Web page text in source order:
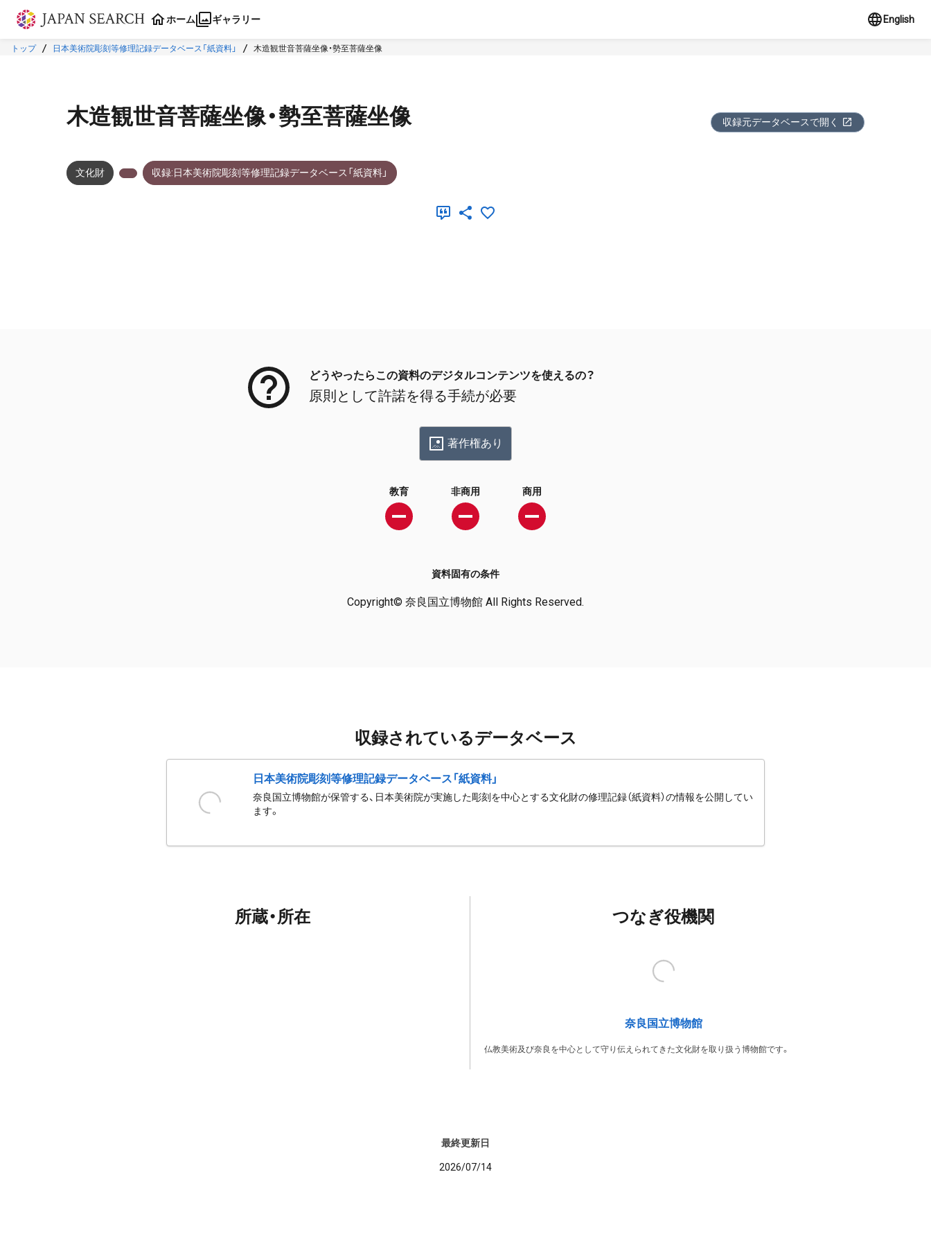
本文に飛ぶ
ホーム ギャラリー English
トップ 日本美術院彫刻等修理記録データベース「紙資料」 木造観世音菩薩坐像・勢至菩薩坐像
木造観世音菩薩坐像・勢至菩薩坐像 収録元データベースで開く
文化財 収録:日本美術院彫刻等修理記録データベース「紙資料」
どうやったらこの資料のデジタルコンテンツを使えるの？
原則として許諾を得る手続が必要
著作権あり
教育 非商用 商用
資料固有の条件
Copyright© 奈良国立博物館 All Rights Reserved.
収録されているデータベース
日本美術院彫刻等修理記録データベース「紙資料」
奈良国立博物館が保管する、日本美術院が実施した彫刻を中心とする文化財の修理記録（紙資料）の情報を公開してい
ます。
所蔵・所在 つなぎ役機関
奈良国立博物館
仏教美術及び奈良を中心として守り伝えられてきた文化財を取り扱う博物館です。
最終更新日
2026/07/14